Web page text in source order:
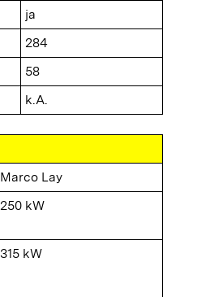
ja
284
58
k.A.
Marco Lay
250 kW
315 kW